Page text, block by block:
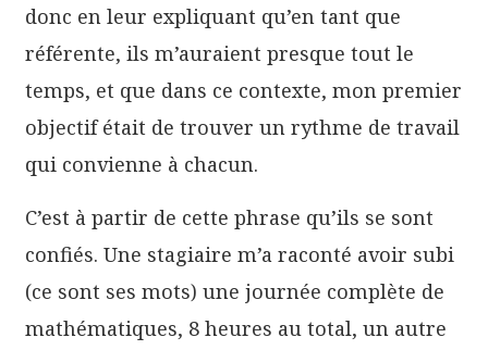
donc en leur expliquant qu’en tant que
référente, ils m’auraient presque tout le
temps, et que dans ce contexte, mon premier
objectif était de trouver un rythme de travail
qui convienne à chacun.
C’est à partir de cette phrase qu’ils se sont
confiés. Une stagiaire m’a raconté avoir subi
(ce sont ses mots) une journée complète de
mathématiques, 8 heures au total, un autre